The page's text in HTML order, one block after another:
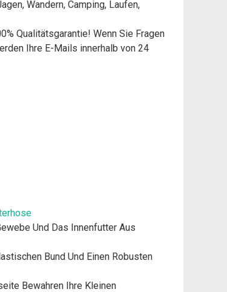
Wandern, Camping, Laufen,
Qualitätsgarantie! Wenn Sie Fragen
Ihre E-Mails innerhalb von 24
Und Das Innenfutter Aus
Bund Und Einen Robusten
Bewahren Ihre Kleinen